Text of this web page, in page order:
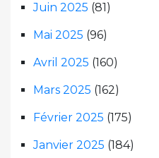
Juin 2025 (81)
Mai 2025 (96)
Avril 2025 (160)
Mars 2025 (162)
Février 2025 (175)
Janvier 2025 (184)